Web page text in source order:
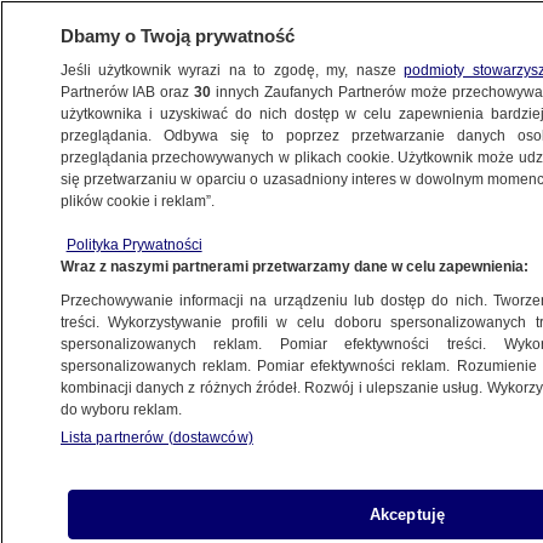
POLSKA
z Jakim starli się ze studentami
19.03.2026, 19:53
Posłuchaj artykułu
Czyta lektor AI
Dbamy o Twoją prywatność
Jeśli użytkownik wyrazi na to zgodę, my, naszepodmioty
Partnerów IAB oraz30 innych Zaufanych Partnerów może
użytkownika i uzyskiwać do nich dostęp w celu zapewnienia
przeglądania. Odbywa się to poprzez przetwarzanie danych
przeglądania przechowywanych w plikach cookie. Użytkownik może
się przetwarzaniu w oparciu o uzasadniony interes w dowolnym
plików cookie i reklam”.
Polityka Prywatności
Wraz z naszymi partnerami przetwarzamy dane w celu zapewnienia:
Przechowywanie informacji na urządzeniu lub dostęp do nich.
treści. Wykorzystywanie profili w celu doboru spersonalizowanych
spersonalizowanych reklam. Pomiar efektywności treści.
spersonalizowanych reklam. Pomiar efektywności reklam.
kombinacji danych z różnych źródeł. Rozwój i ulepszanie usług.
do wyboru reklam.
Lista partnerów (dostawców)
Akceptuję